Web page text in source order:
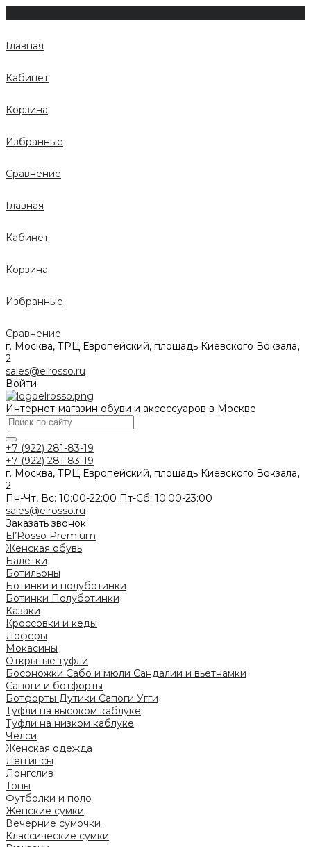
Главная
Кабинет
Корзина
Избранные
Сравнение
Главная
Кабинет
Корзина
Избранные
Сравнение
г. Москва, ТРЦ Европейский, площадь Киевского Вокзала,
2
sales@elrosso.ru
Войти
Интернет-магазин обуви и аксессуаров в Москве
+7 (922) 281-83-19
+7 (922) 281-83-19
г. Москва, ТРЦ Европейский, площадь Киевского Вокзала,
2
Пн-Чт, Вс: 10:00-22:00 Пт-Сб: 10:00-23:00
sales@elrosso.ru
Заказать звонок
El’Rosso Premium
Женская обувь
Балетки
Ботильоны
Ботинки и полуботинки
Ботинки Полуботинки
Казаки
Кроссовки и кеды
Лоферы
Мокасины
Открытые туфли
Босоножки Сабо и мюли Сандалии и вьетнамки
Сапоги и ботфорты
Ботфорты Дутики Сапоги Угги
Туфли на высоком каблуке
Туфли на низком каблуке
Челси
Женская одежда
Леггинсы
Лонгслив
Топы
Футболки и поло
Женские сумки
Вечерние сумочки
Классические сумки